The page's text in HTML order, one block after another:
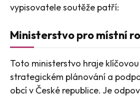
vypisovatele soutěže patří:
Ministerstvo pro místní
Toto ministerstvo hraje
strategickém plánování a
obcí v České republice. Je